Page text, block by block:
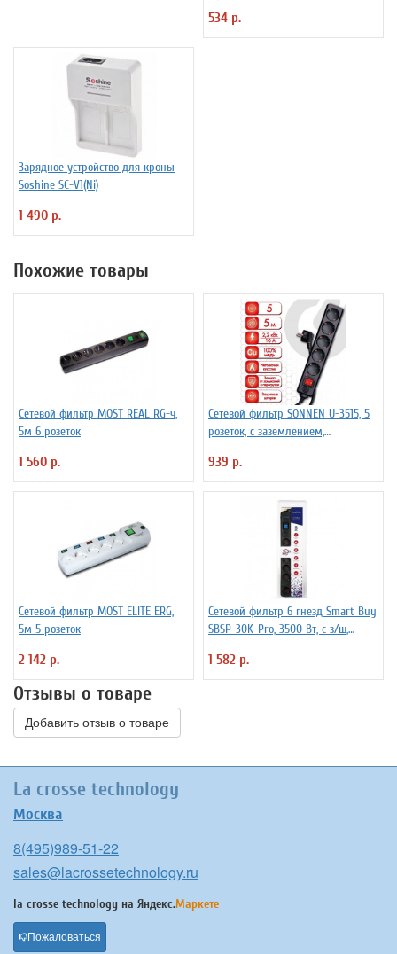
534 р.
Зарядное устройство для кроны
Soshine SC-V1(Ni)
1 490 р.
Похожие товары
Сетевой фильтр MOST REAL RG-ч,
5м 6 розеток
1 560 р.
Сетевой фильтр SONNEN U-3515, 5
розеток, с заземлением,
513490
939 р.
Сетевой фильтр MOST ELITE ERG,
5м 5 розеток
2 142 р.
Сетевой фильтр 6 гнезд Smart Buy
SBSP-30K-Pro, 3500 Вт, с з/ш,
1 582 р.
Отзывы о товаре
Добавить отзыв о товаре
La crosse technology
Москва
8(495)989-51-22
sales@lacrossetechnology.ru
la crosse technology на Яндекс.Маркете
Пожаловаться